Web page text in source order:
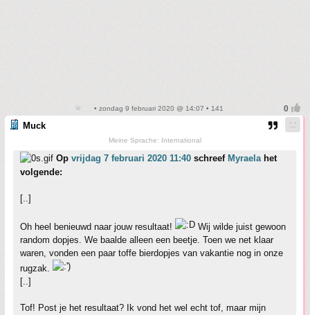
• zondag 9 februari 2020 @ 14:07 • 141
Muck
Meine Sprache: International
Op vrijdag 7 februari 2020 11:40 schreef Myraelahet
volgende:
[..]
Oh heel benieuwd naar jouw resultaat!
Wij wilde juist gewoon
random dopjes. We baalde alleen een beetje. Toen we net klaar
waren, vonden een paar toffe bierdopjes van vakantie nog in onze
rugzak.
[..]
Tof! Post je het resultaat? Ik vond het wel echt tof, maar mijn